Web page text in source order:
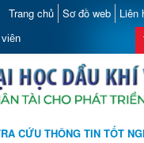
Trang chủ Sơ đồ web Liên
CỨU THÔNG TIN TỐT